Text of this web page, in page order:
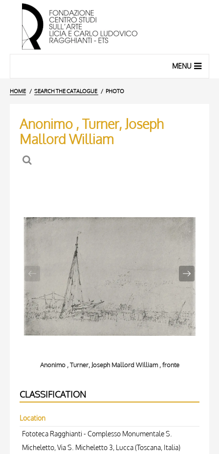
MENU
HOME SEARCH THE CATALOGUE PHOTO
Anonimo , Turner, Joseph
Mallord William
Anonimo , Turner, Joseph Mallord William , fronte
CLASSIFICATION
Location
Fototeca Ragghianti - Complesso Monumentale S.
Micheletto, Via S. Micheletto 3, Lucca (Toscana, Italia)